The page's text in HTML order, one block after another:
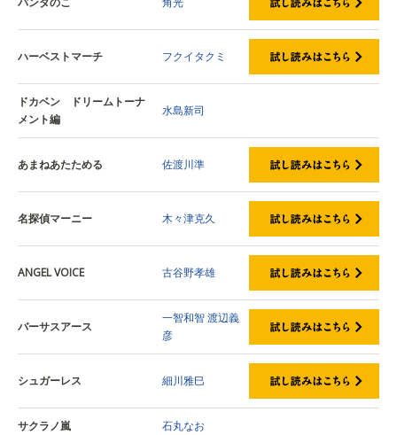
ハーベストマーチ フクイタクミ
ドカベン ドリームトーナ
メント編
水島新司
あまねあたためる 佐渡川準
名探偵マーニー 木々津克久
ANGEL VOICE 古谷野孝雄
バーサスアース
一智和智渡辺義
彦
シュガーレス 細川雅巳
サクラノ嵐 石丸なお